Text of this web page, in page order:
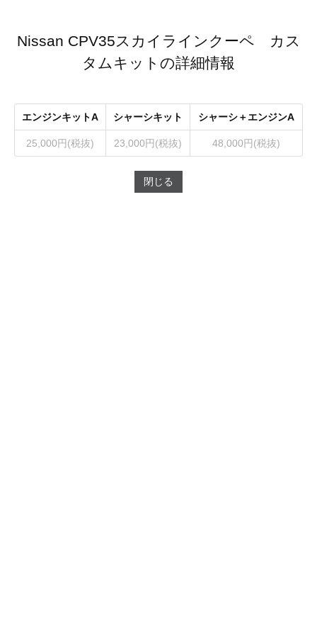
Nissan CPV35スカイラインクーペ カス
タムキットの詳細情報
エンジンキットA シャーシキット シャーシ＋エンジンA
25,000円(税抜) 23,000円(税抜) 48,000円(税抜)
閉じる